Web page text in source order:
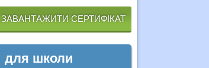
СЕРТИФІКАТ
для школи